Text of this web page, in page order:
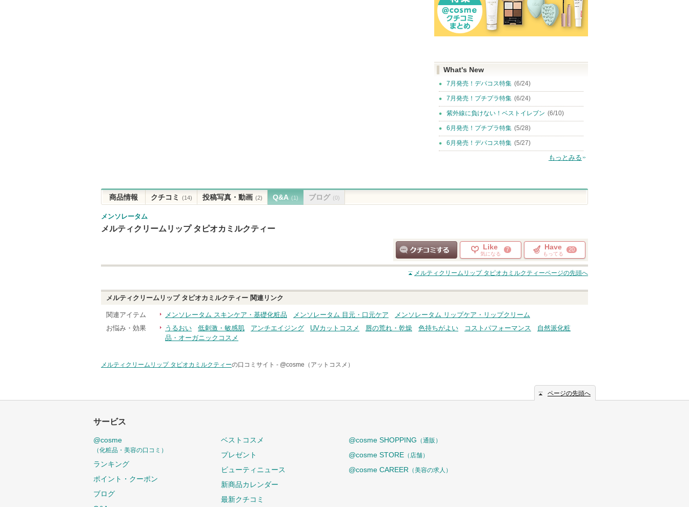
What's New
7月発売！デパコス特集 (6/24)
7月発売！プチプラ特集 (6/24)
紫外線に負けない！ベストイレブン (6/10)
6月発売！プチプラ特集 (5/28)
6月発売！デパコス特集 (5/27)
もっとみる
商品情報 クチコミ (14) 投稿写真・動画 (2) Q&A (1) ブログ (0)
メンソレータム
メルティクリームリップ タピオカミルクティー
クチコミする
Like
気になる
7 Have
もってる
20
メルティクリームリップ タピオカミルクティーページの先頭へ
メルティクリームリップ タピオカミルクティー 関連リンク
関連アイテム メンソレータム スキンケア・基礎化粧品 メンソレータム 目元・口元ケア
メンソレータム リップケア・リップクリーム
お悩み・効果
うるおい 低刺激・敏感肌 アンチエイジング UVカットコスメ 唇の荒れ・乾燥 色持ちがよい コストパフォーマンス
自然派化粧
品・オーガニックコスメ
メルティクリームリップ タピオカミルクティーの口コミサイト - @cosme（アットコスメ）
ページの先頭へ
サービス
@cosme
（化粧品・美容の口コミ）
ランキング
ポイント・クーポン
ブログ
ベストコスメ
プレゼント
ビューティニュース
新商品カレンダー
最新クチコミ
@cosme SHOPPING （通販）
@cosme STORE （店舗）
@cosme CAREER （美容の求人）